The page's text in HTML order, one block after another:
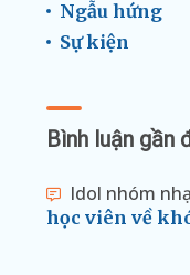
Ngẫu hứng
Sự kiện
Bình luận gần
Idol nhóm
học viên về